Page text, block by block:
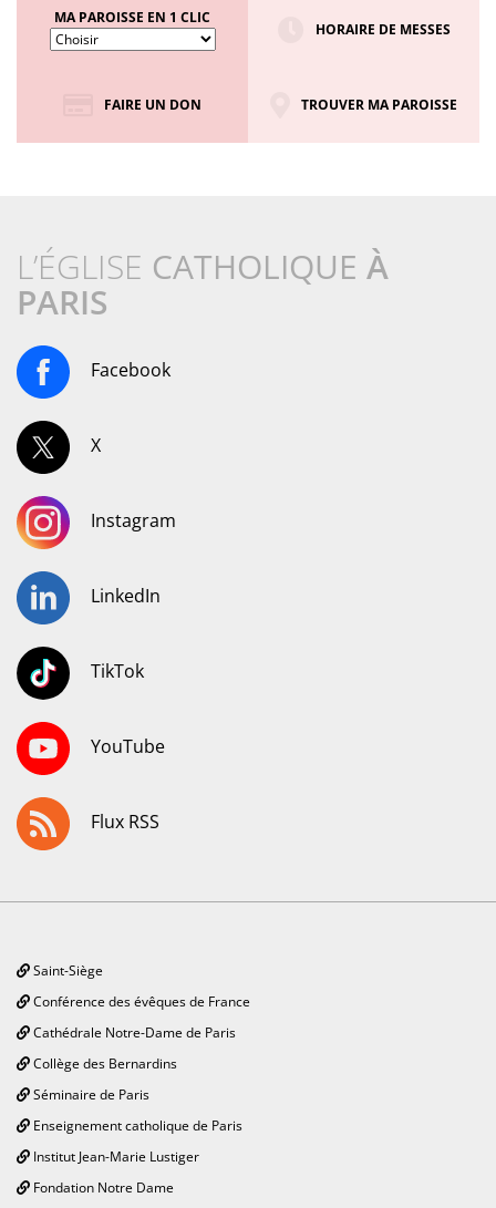
MA PAROISSE EN 1 CLIC
HORAIRE DE MESSES
FAIRE UN DON TROUVER MA PAROISSE
L’ÉGLISE CATHOLIQUE À
PARIS
Facebook
X
Instagram
LinkedIn
TikTok
YouTube
Flux RSS
Saint-Siège
Conférence des évêques de France
Cathédrale Notre-Dame de Paris
Collège des Bernardins
Séminaire de Paris
Enseignement catholique de Paris
Institut Jean-Marie Lustiger
Fondation Notre Dame